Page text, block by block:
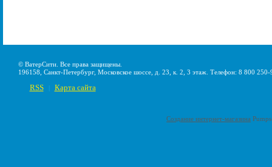
© ВатерСити. Все права защищены.
196158, Санкт-Петербург, Московское шоссе, д. 23, к. 2, 3 этаж. Телефон: 8 800
RSS Карта сайта
Создание интернет-магазина